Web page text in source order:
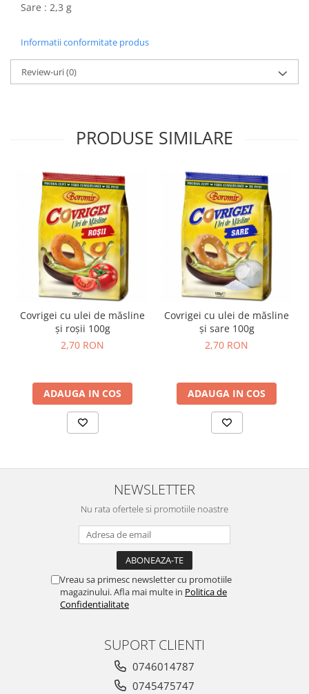
Rahat
Sare : 2,3 g
Informatii conformitate produs
Review-uri(0)
PRODUSE SIMILARE
Covrigei cu ulei de măsline
și roșii 100g
2,70 RON
ADAUGA IN COS
Covrigei cu ulei de măsline
și sare 100g
2,70 RON
ADAUGA IN COS
NEWSLETTER
Nu rata ofertele si promotiile noastre
Vreau sa primesc newsletter cu promotiile
magazinului. Afla mai multe in Politica de
Confidentialitate
SUPORT CLIENTI
0746014787
0745475747